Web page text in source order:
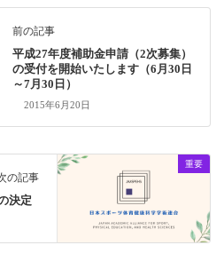
前の記事
平成27年度補助金申請（2次募集）
の受付を開始いたします（6月30日
～7月30日）
2015年6月20日
重要
の記事
決定